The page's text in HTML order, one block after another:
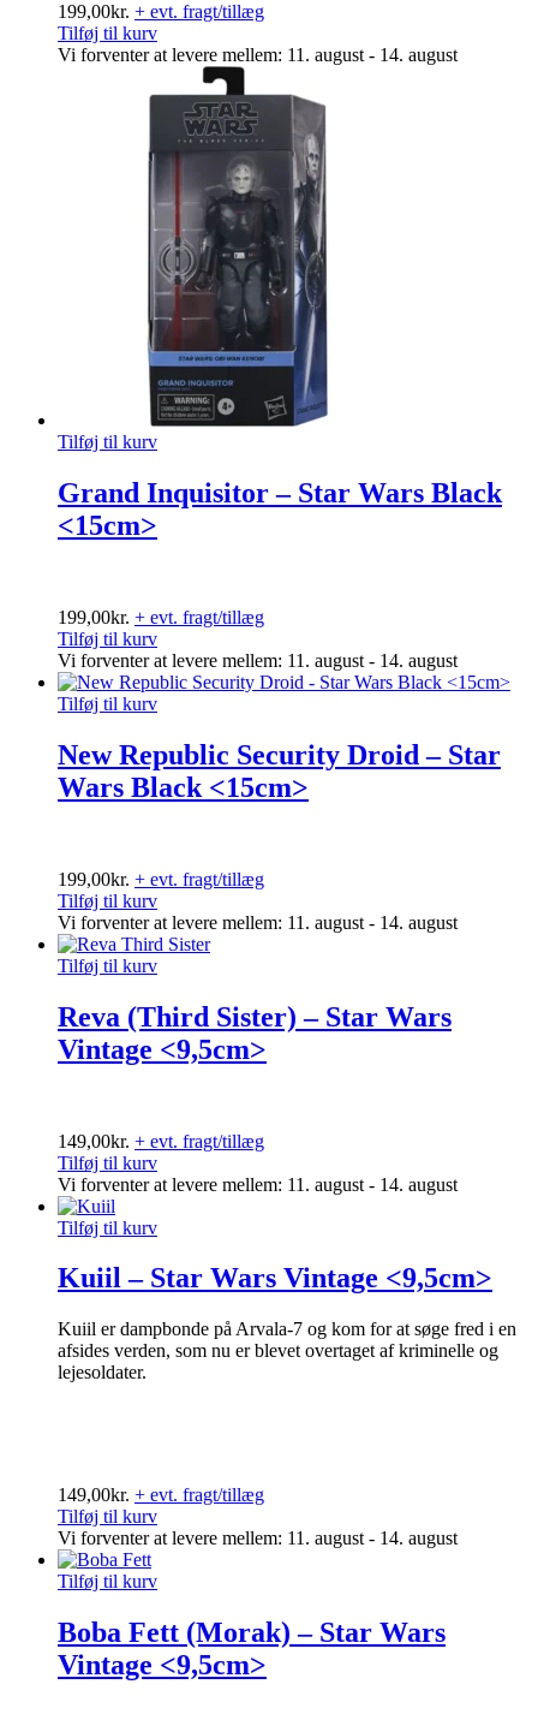
199,00kr. + evt. fragt/tillæg
Tilføj til kurv
Vi forventer at levere mellem: 11. august - 14. august
Tilføj til kurv
Grand Inquisitor – Star Wars Black
<15cm>
199,00kr. + evt. fragt/tillæg
Tilføj til kurv
Vi forventer at levere mellem: 11. august - 14. august
Tilføj til kurv
New Republic Security Droid – Star
Wars Black <15cm>
199,00kr. + evt. fragt/tillæg
Tilføj til kurv
Vi forventer at levere mellem: 11. august - 14. august
Tilføj til kurv
Reva (Third Sister) – Star Wars
Vintage <9,5cm>
149,00kr. + evt. fragt/tillæg
Tilføj til kurv
Vi forventer at levere mellem: 11. august - 14. august
Tilføj til kurv
Kuiil – Star Wars Vintage <9,5cm>
Kuiil er dampbonde på Arvala-7 og kom for at søge fred i en
afsides verden, som nu er blevet overtaget af kriminelle og
lejesoldater.
149,00kr. + evt. fragt/tillæg
Tilføj til kurv
Vi forventer at levere mellem: 11. august - 14. august
Tilføj til kurv
Boba Fett (Morak) – Star Wars
Vintage <9,5cm>